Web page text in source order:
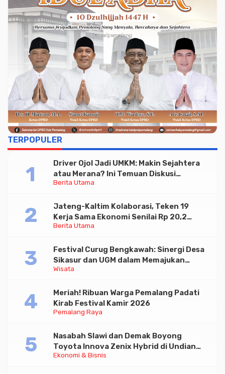
TERPOPULER
Berita Utama
Driver Ojol Jadi UMKM: Makin Sejahtera
atau Merana? Ini Temuan Diskusi
Paramadina
Berita Utama
Jateng-Kaltim Kolaborasi, Teken 19
Kerja Sama Ekonomi Senilai Rp 20,2
Triliun
Wisata
Festival Curug Bengkawah: Sinergi Desa
Sikasur dan UGM dalam Memajukan
Wisata serta UMKM Lokal
Pemalang Raya
Meriah! Ribuan Warga Pemalang Padati
Kirab Festival Kamir 2026
Ekonomi & Bisnis
Nasabah Slawi dan Demak Boyong
Toyota Innova Zenix Hybrid di Undian
Tabungan Bima Bank Jateng